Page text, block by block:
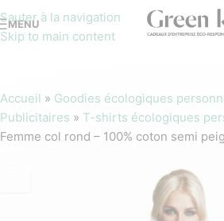
Sauter à la navigation
Skip to main content
MENU
Accueil » Goodies écologiques
Publicitaires » T-shirts écologiques
Femme col rond – 100% coton semi